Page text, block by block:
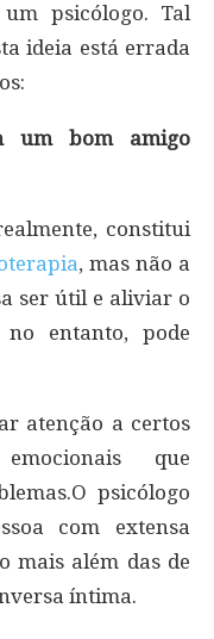
psicólogo. Tal
ideia está errada
um bom amigo
constitui
, mas não a
ser útil e aliviar o
entanto, pode
atenção a certos
que
psicólogo
com extensa
mais além das de
íntima.